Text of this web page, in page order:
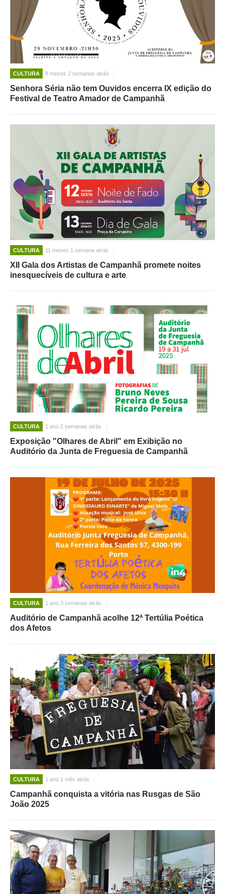
CULTURA 8 meses 2 semanas atrás
Senhora Séria não tem Ouvidos encerra IX edição do
Festival de Teatro Amador de Campanhã
CULTURA 11 meses 1 semana atrás
XII Gala dos Artistas de Campanhã promete noites
inesquecíveis de cultura e arte
CULTURA 1 ano 2 semanas atrás
Exposição "Olhares de Abril" em Exibição no
Auditório da Junta de Freguesia de Campanhã
CULTURA 1 ano 3 semanas atrás
Auditório de Campanhã acolhe 12ª Tertúlia Poética
dos Afetos
CULTURA 1 ano 1 mês atrás
Campanhã conquista a vitória nas Rusgas de São
João 2025